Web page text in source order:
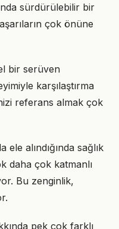
sürdürülebilir bir
çok önüne
bir serüven
karşılaştırma
referans almak çok
alındığında sağlık
daha çok katmanlı
Bu zenginlik,
pek çok farklı